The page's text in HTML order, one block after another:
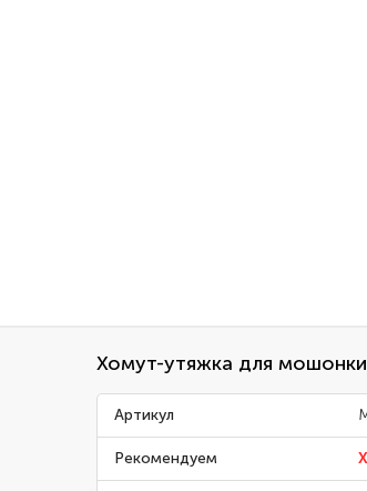
Хомут-утяжка для мошонки
Артикул
Рекомендуем